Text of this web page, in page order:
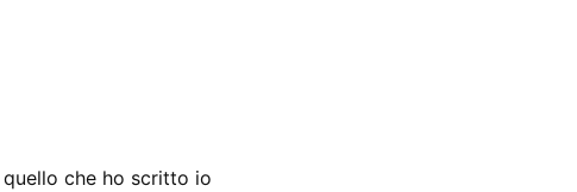
che ho scritto io